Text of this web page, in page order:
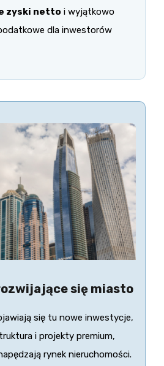
zyski netto i wyjątkowo
dla inwestorów
się miasto
się tu nowe inwestycje,
i projekty premium,
rynek nieruchomości.